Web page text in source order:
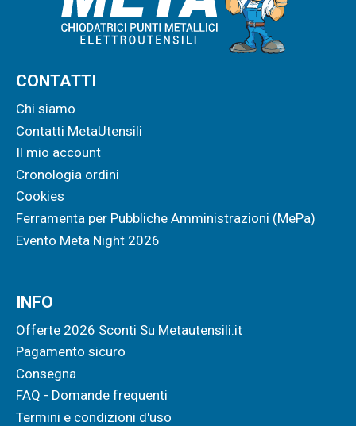
CONTATTI
Chi siamo
Contatti MetaUtensili
Il mio account
Cronologia ordini
Cookies
Ferramenta per Pubbliche Amministrazioni (MePa)
Evento Meta Night 2026
INFO
Offerte 2026 Sconti Su Metautensili.it
Pagamento sicuro
Consegna
FAQ - Domande frequenti
Termini e condizioni d'uso